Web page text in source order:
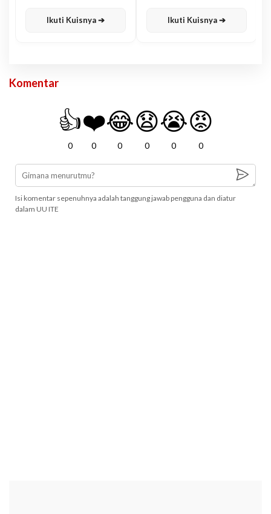
Ikuti Kuisnya ➔ Ikuti Kuisnya ➔
Komentar
👍
0
❤️
0
😂
0
😧
0
😭
0
😡
0
Isi komentar sepenuhnya adalah tanggung jawab pengguna dan diatur
dalam UU ITE